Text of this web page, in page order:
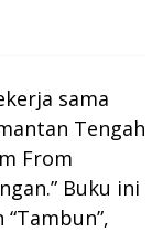
sama
Tengah
From
Buku ini